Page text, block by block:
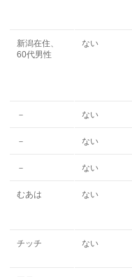
新潟在住、
60代男性
ない
－ ない
－ ない
－ ない
むあは ない
チッチ ない